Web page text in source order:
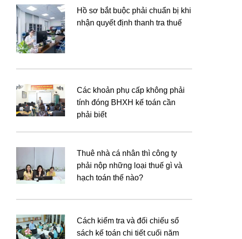
Hồ sơ bắt buộc phải chuẩn bị khi
nhận quyết định thanh tra thuế
Các khoản phụ cấp không phải
tính đóng BHXH kế toán cần
phải biết
Thuê nhà cá nhân thì công ty
phải nộp những loại thuế gì và
hạch toán thế nào?
Cách kiểm tra và đối chiếu sổ
sách kế toán chi tiết cuối năm